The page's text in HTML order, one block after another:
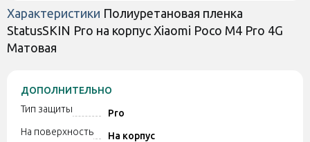
Характеристики Полиуретановая пленка
StatusSKIN Pro на корпус Xiaomi Poco M4 Pro 4G
Матовая
ДОПОЛНИТЕЛЬНО
Тип защиты
Pro
На поверхность
На корпус